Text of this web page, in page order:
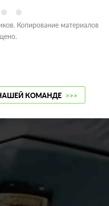
Копирование материалов
КОМАНДЕ >>>